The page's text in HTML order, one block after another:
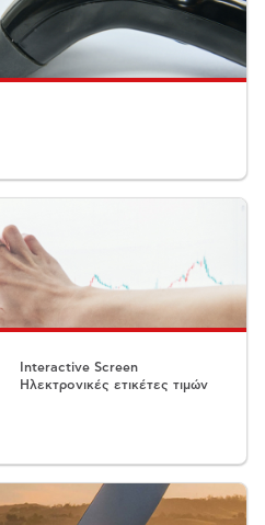
Interactive Screen
Ηλεκτρονικές ετικέτες τιμών